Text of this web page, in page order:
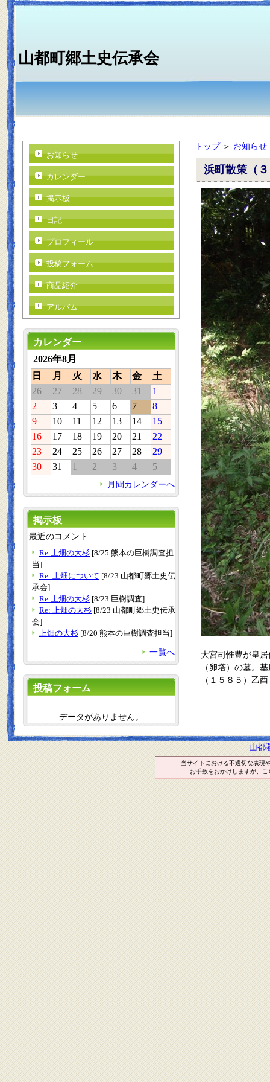
山都町郷土史伝承会
トップ＞ お知らせ
浜町散策（
大宮司惟豊が皇
（卵塔）の墓。
（１５８５）乙
お知らせ
カレンダー
掲示板
日記
プロフィール
投稿フォーム
商品紹介
アルバム
カレンダー
2026年8月
日
月 火 水 木 金
土
26
27 28 29 30 31
1
2
3 4 5 6 7
8
9
10 11 12 13 14
15
16
17 18 19 20 21
22
23
24 25 26 27 28
29
30
31 1 2 3 4 5
月間カレンダーへ
掲示板
最近のコメント
Re:上畑の大杉 [8/25 熊本の巨樹調査担
当]
Re: 上畑について [8/23 山都町郷土史伝
承会]
Re:上畑の大杉 [8/23 巨樹調査]
Re: 上畑の大杉 [8/23 山都町郷土史伝承
会]
上畑の大杉 [8/20 熊本の巨樹調査担当]
一覧へ
投稿フォーム
データがありません。
山都
当サイトにおける不適切な表現
お手数をおかけしますが、こ